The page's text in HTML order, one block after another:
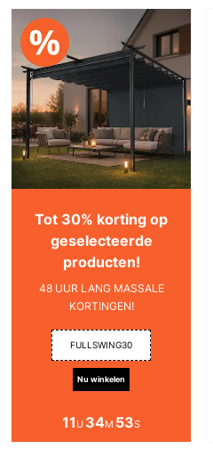
Tot 30% korting op
geselecteerde
producten!
48 UUR LANG MASSALE
KORTINGEN!
FULLSWING30
Nu winkelen
11 U 34M 52S